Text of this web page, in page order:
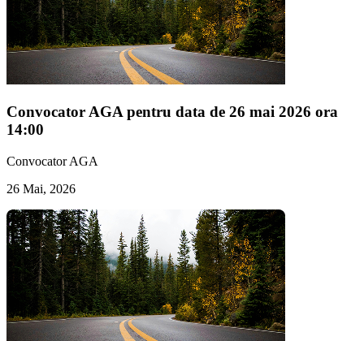
Convocator AGA pentru data de 26 mai 2026 ora
14:00
Convocator AGA
26 Mai, 2026